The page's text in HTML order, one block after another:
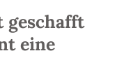
geschafft
eine